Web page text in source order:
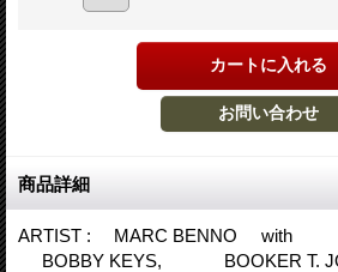
商品詳細
ARTIST : MARC BENNO
BOBBY KEYS, BOOKER T.